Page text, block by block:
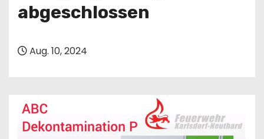
abgeschlossen
Aug. 10, 2024